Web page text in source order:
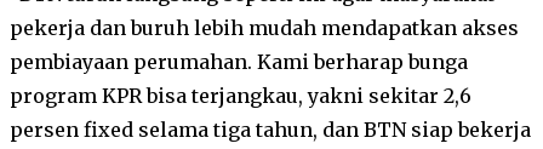
pekerja dan buruh lebih mudah mendapatkan akses
pembiayaan perumahan. Kami berharap bunga
program KPR bisa terjangkau, yakni sekitar 2,6
persen fixed selama tiga tahun, dan BTN siap bekerja